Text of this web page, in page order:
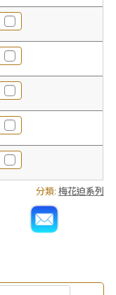
分類: 梅花迫系列